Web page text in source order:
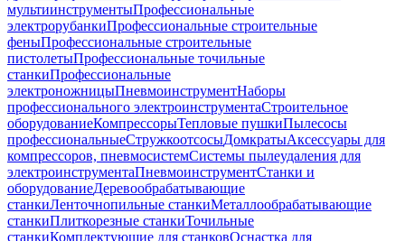
мультиинструментыПрофессиональные
электрорубанкиПрофессиональные строительные
феныПрофессиональные строительные
пистолетыПрофессиональные точильные
станкиПрофессиональные
электроножницыПневмоинструментНаборы
профессионального электроинструментаСтроительное
оборудованиеКомпрессорыТепловые пушкиПылесосы
профессиональныеСтружкоотсосыДомкратыАксессуары для
компрессоров, пневмосистемСистемы пылеудаления для
электроинструментаПневмоинструментСтанки и
оборудованиеДеревообрабатывающие
станкиЛенточнопильные станкиМеталлообрабатывающие
станкиПлиткорезные станкиТочильные
станкиКомплектующие для станковОснастка для